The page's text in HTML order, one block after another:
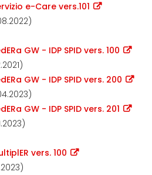
e-Care vers.101
GW - IDP SPID vers. 100
GW - IDP SPID vers. 200
GW - IDP SPID vers. 201
vers. 100